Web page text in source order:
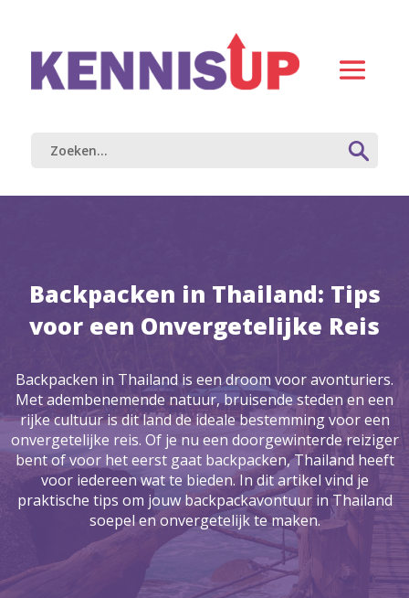
Backpacken in Thailand: Tips
voor een Onvergetelijke Reis
Backpacken in Thailand is een droom voor avonturiers.
Met adembenemende natuur, bruisende steden en een
rijke cultuur is dit land de ideale bestemming voor een
onvergetelijke reis. Of je nu een doorgewinterde reiziger
bent of voor het eerst gaat backpacken, Thailand heeft
voor iedereen wat te bieden. In dit artikel vind je
praktische tips om jouw backpackavontuur in Thailand
soepel en onvergetelijk te maken.